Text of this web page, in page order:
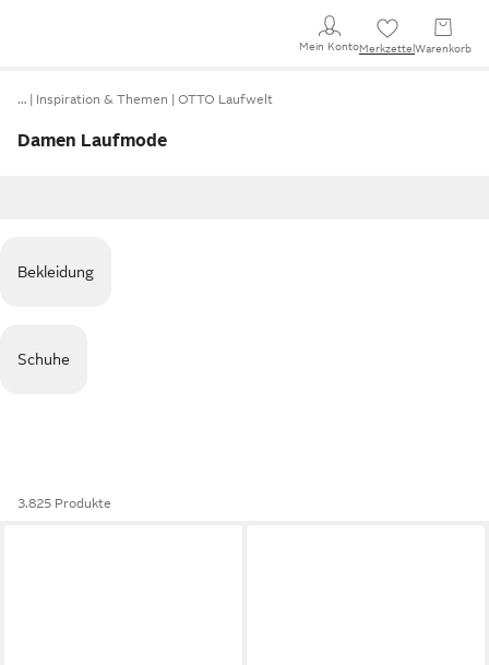
Mein KontoMerkzettel Warenkorb
… Inspiration & Themen OTTO Laufwelt
Damen Laufmode
Bekleidung
Schuhe
3.825 Produkte